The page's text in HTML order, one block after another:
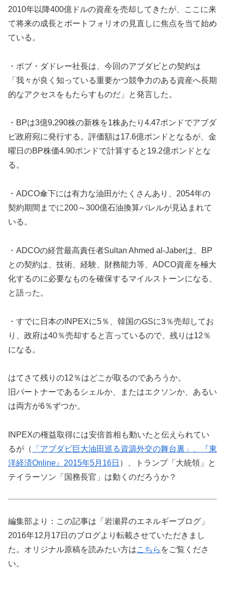
2010年以降400億ドルの資産を売却してきたが、ここに来
て将来の成長とポートフォリオの見直しに焦点を当て始め
ている。
・ボブ・ダドレー社長は、今回のアブダビとの契約は
「我々が良く知っている重要かつ競争力のある資産へ長期
的なアクセスをもたらすものだ」と発言した。
・BPは3億9,290株の新株を1株あたり4.47ポンドでアブダ
ビ政府宛に発行する。評価額は17.6億ポンドとなるが、金
曜日のBP株価4.90ポンドで計算すると19.2億ポンドとな
る。
・ADCO傘下には有力な油田がたくさんあり、2054年の
契約期間までに200～300億石油換算バレルが見込まれて
いる。
・ADCOの経営最高責任者Sultan Ahmed al-Jaberは、BP
との契約は、技術、経験、財務能力等、ADCO資産を極大
化するのに必要なものを確保するマイルストーンになる、
と語った。
・すでに日本のINPEXに5％、韓国のGSに3％売却してお
り、政府は40％売却すると言っているので、残りは12％
になる。
はてさて残りの12％はどこが取るのであろうか。
旧パートナーであるシェルか、またはエクソンか、あるい
は両方が6％ずつか。
INPEXの権益取得には安倍首相も動いたと伝えられてい
るが（
「アブダビ巨大油田巡る資源外交の舞台裏」、『東
洋経済Online』2015年5月16日 ）、トランプ「大統領」と
テイラーソン「国務長官」は動くのだろうか？
編集部より：この記事は「岩瀬昇のエネルギーブログ」
2016年12月17日のブログより転載させていただきまし
た。オリジナル原稿を読みたい方はこちら をご覧くださ
い。